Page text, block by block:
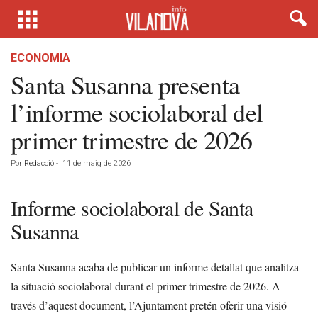
ECONOMIA
Santa Susanna presenta
l’informe sociolaboral del
primer trimestre de 2026
Por Redacció - 11 de maig de 2026
Informe sociolaboral de Santa
Susanna
Santa Susanna acaba de publicar un informe detallat que analitza
la situació sociolaboral durant el primer trimestre de 2026. A
través d’aquest document, l’Ajuntament pretén oferir una visió